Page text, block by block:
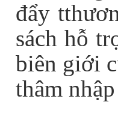
đẩy
sách hỗ
biên giới
thâm